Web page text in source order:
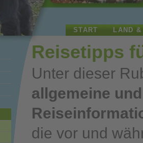
START LAND
Reisetipps
Unter dieser
allgemeine
die vor und